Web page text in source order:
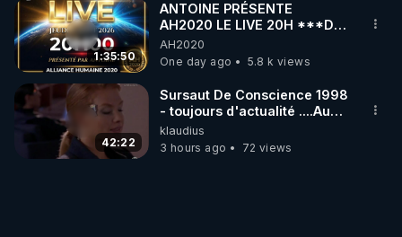
1:35:50
ANTOINE PRÉSENTE
AH2020 LE LIVE 20H ***DU
06/08/2026***
AH2020
One day ago
5.8 k views
42:22
Sursaut De Conscience 1998
- toujours d'actualité ....Au
Dela Du Réel
klaudius
3 hours ago
72 views